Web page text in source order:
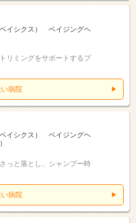
ベイシクス） ベイジングヘ
リミングをサポートするプ
病院
ベイシクス） ベイジングヘ
っと落とし、シャンプー時
病院